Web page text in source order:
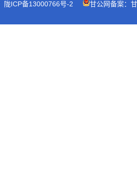
陇ICP备13000766号-2 甘公网备案：